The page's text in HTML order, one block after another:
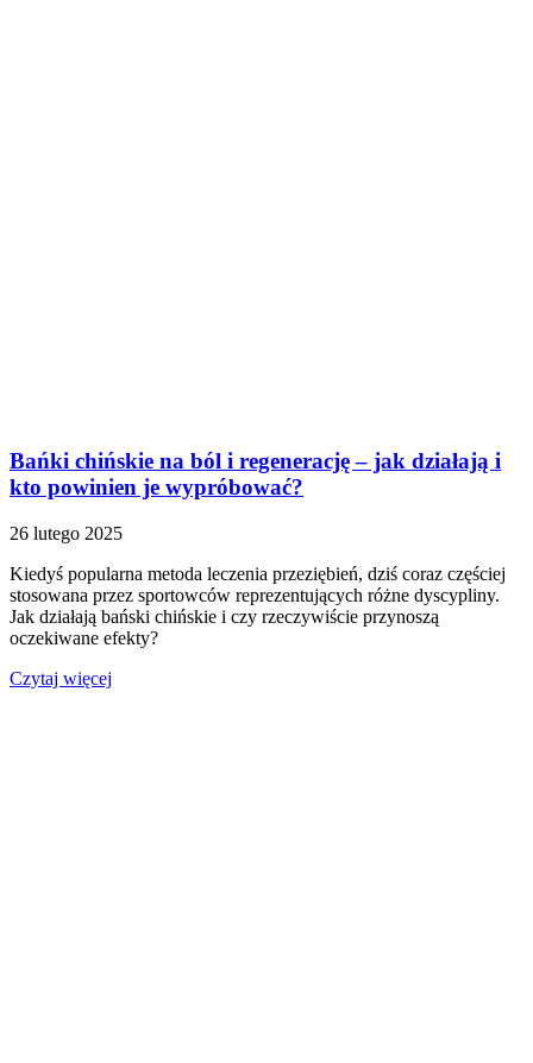
Bańki chińskie na ból i regenerację – jak działają i
kto powinien je wypróbować?
26 lutego 2025
Kiedyś popularna metoda leczenia przeziębień, dziś coraz częściej
stosowana przez sportowców reprezentujących różne dyscypliny.
Jak działają bański chińskie i czy rzeczywiście przynoszą
oczekiwane efekty?
Czytaj więcej